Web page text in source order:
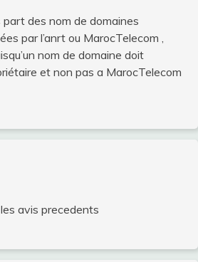
des nom de domaines
par l’anrt ou MarocTelecom ,
nom de domaine doit
et non pas a MarocTelecom
les avis precedents